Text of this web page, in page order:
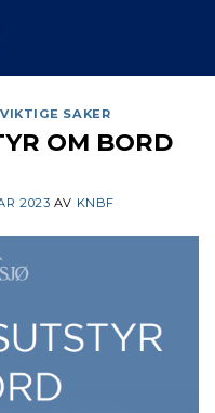
SAKER
OM BORD
2023 AV KNBF